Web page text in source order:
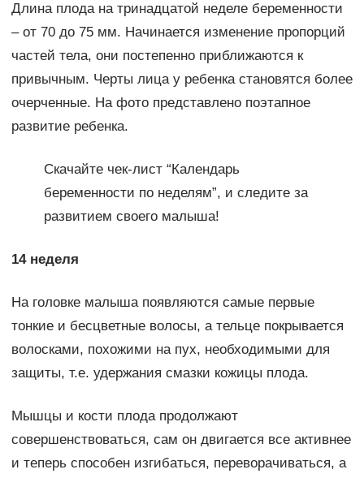
Длина плода на тринадцатой неделе беременности
– от 70 до 75 мм. Начинается изменение пропорций
частей тела, они постепенно приближаются к
привычным. Черты лица у ребенка становятся более
очерченные. На фото представлено поэтапное
развитие ребенка.
Скачайте чек-лист “Календарь
беременности по неделям”, и следите за
развитием своего малыша!
14 неделя
На головке малыша появляются самые первые
тонкие и бесцветные волосы, а тельце покрывается
волосками, похожими на пух, необходимыми для
защиты, т.е. удержания смазки кожицы плода.
Мышцы и кости плода продолжают
совершенствоваться, сам он двигается все активнее
и теперь способен изгибаться, переворачиваться, а